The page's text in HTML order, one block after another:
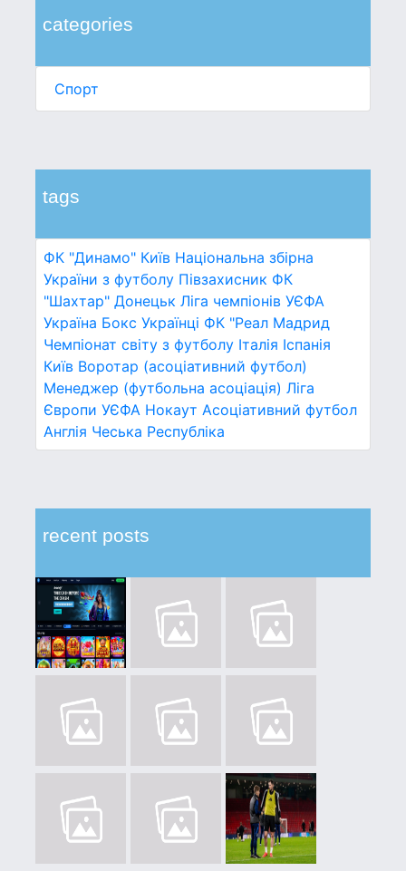
categories
Спорт
tags
ФК "Динамо" Київ Національна збірна
України з футболу Півзахисник ФК
"Шахтар" Донецьк Ліга чемпіонів УЄФА
Україна Бокс Українці ФК "Реал Мадрид
Чемпіонат світу з футболу Італія Іспанія
Київ Воротар (асоціативний футбол)
Менеджер (футбольна асоціація) Ліга
Європи УЄФА Нокаут Асоціативний футбол
Англія Чеська Республіка
recent posts